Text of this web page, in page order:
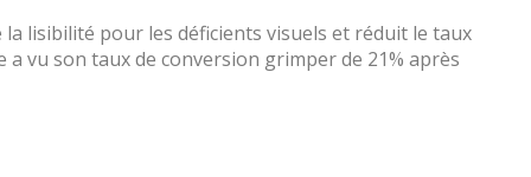
lisibilité pour les déficients visuels et réduit le taux
vu son taux de conversion grimper de 21% après